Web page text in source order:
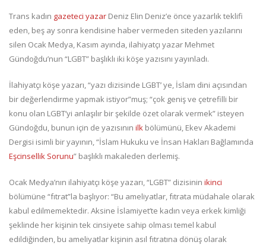
Trans kadın gazeteci yazar Deniz Elin Deniz’e önce yazarlık teklifi
eden, beş ay sonra kendisine haber vermeden siteden yazılarını
silen Ocak Medya, Kasım ayında, ilahiyatçı yazar Mehmet
Gündoğdu’nun “LGBT” başlıklı iki köşe yazısını yayınladı.
İlahiyatçı köşe yazarı, “yazı dizisinde LGBT’ ye, İslam dini açısından
bir değerlendirme yapmak istiyor”muş; “çok geniş ve çetrefilli bir
konu olan LGBT’yi anlaşılır bir şekilde özet olarak vermek” isteyen
Gündoğdu, bunun için de yazısının ilk bölümünü, Ekev Akademi
Dergisi isimli bir yayının, “İslam Hukuku ve İnsan Hakları Bağlamında
Eşcinsellik Sorunu” başlıklı makaleden derlemiş.
Ocak Medya’nın ilahiyatçı köşe yazarı, “LGBT” dizisinin ikinci
bölümüne “fıtrat”la başlıyor: “Bu ameliyatlar, fıtrata müdahale olarak
kabul edilmemektedir. Aksine İslamiyet’te kadın veya erkek kimliği
şeklinde her kişinin tek cinsiyete sahip olması temel kabul
edildiğinden, bu ameliyatlar kişinin asıl fıtratına dönüş olarak